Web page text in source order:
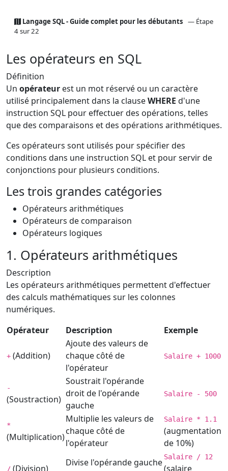
Langage SQL - Guide complet pour les débutants — Étape
4 sur 22
Les opérateurs en SQL
Définition
Un opérateur est un mot réservé ou un caractère
utilisé principalement dans la clauseWHERE d'une
instruction SQL pour effectuer des opérations, telles
que des comparaisons et des opérations arithmétiques.
Ces opérateurs sont utilisés pour spécifier des
conditions dans une instruction SQL et pour servir de
conjonctions pour plusieurs conditions.
Les trois grandes catégories
Opérateurs arithmétiques
Opérateurs de comparaison
Opérateurs logiques
1. Opérateurs arithmétiques
Description
Les opérateurs arithmétiques permettent d'effectuer
des calculs mathématiques sur les colonnes
numériques.
Opérateur
Description Exemple
+ (Addition)
Ajoute des valeurs de
chaque côté de
l'opérateur
Salaire + 1000
-
(Soustraction)
Soustrait l'opérande
droit de l'opérande
gauche
Salaire - 500
*
(Multiplication)
Multiplie les valeurs de
chaque côté de
l'opérateur
Salaire * 1.1
(augmentation
de 10%)
/ (Division)
Divise l'opérande gauche Salaire / 12
(salaire